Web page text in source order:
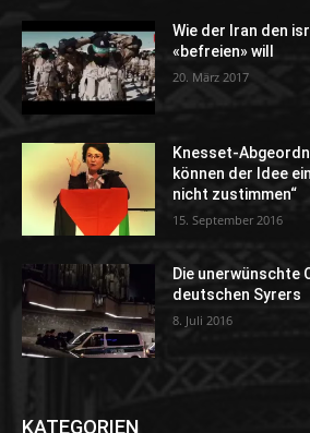
Wie der Iran den
«befreien» will
20. März 2017
Knesset-
können der Idee
nicht zustimmen“
15. September 2016
Die unerwünschte
deutschen Syrers
8. Juli 2016
KATEGORIEN